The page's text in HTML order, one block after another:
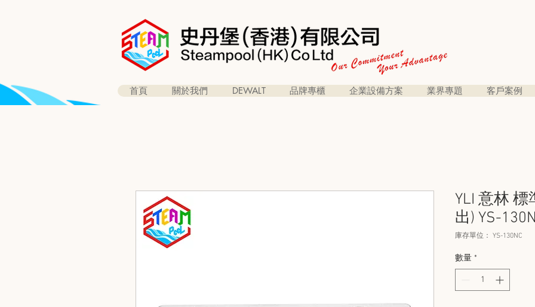
首頁 關於我們 DEWALT 品牌專櫃 企業設備方案 業界專題 客戶案例
YLI 意林
出) YS-
庫存單位： YS-130NC
數量 *